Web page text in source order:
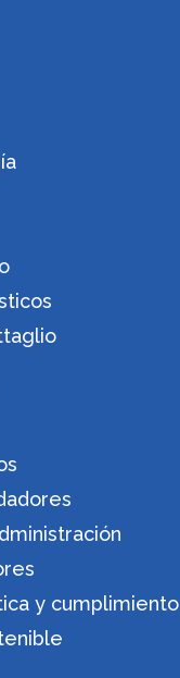
y cumplimiento